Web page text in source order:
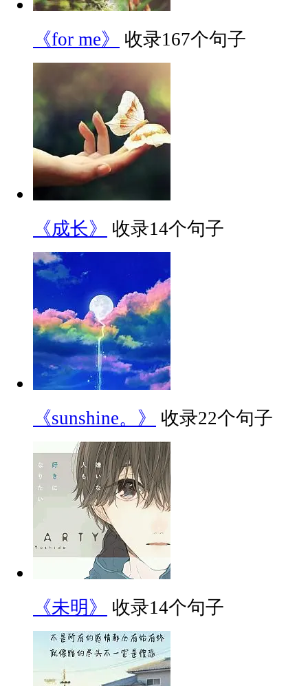
《for me》 收录167个句子
《成长》 收录14个句子
《sunshine。》 收录22个句子
《未明》 收录14个句子